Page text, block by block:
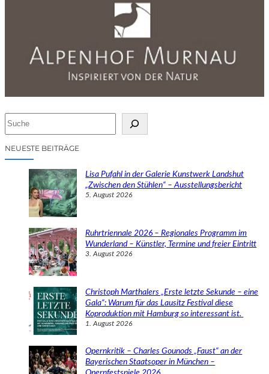
NEUESTE BEITRÄGE
Lisa Pufahl in der Galerie Kunstwerk Landshut
„Zwischen den Stühlen“ – Ausstellungsbericht
5. August 2026
Ruhrtriennale 2026 – Regionales Programm im
Wunderland – Künstler, Termine und freier Eintritt
3. August 2026
Christoph Marthalers „Erste letzte Sekunde – eine
Gala“: Warum für das Lausitz Festival diese
Koproduktion mit Hamburg so interessant ist.
1. August 2026
Opernkritik – Charles Gounods „Faust“ an der
Bayerischen Staatsoper in München –